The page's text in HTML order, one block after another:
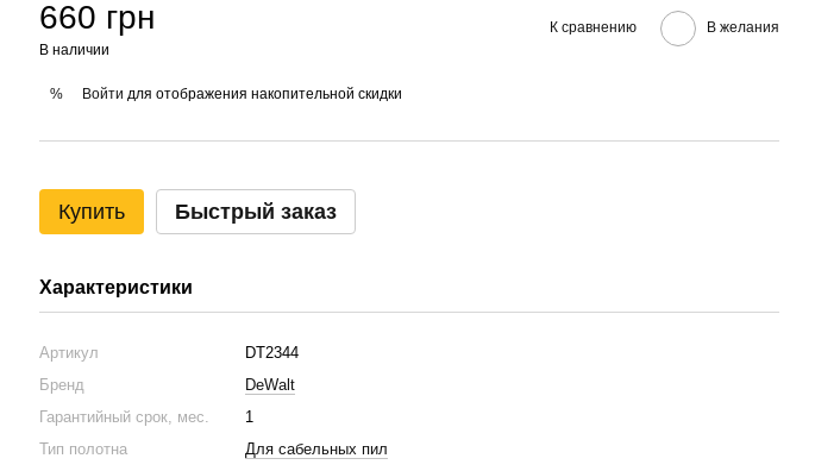
660 грн
В наличии
К сравнению В желания
% Войти для отображения накопительной скидки
Купить Быстрый заказ
Характеристики
Артикул
DT2344
Бренд
DeWalt
Гарантийный срок, мес.
1
Тип полотна
Для сабельных пил